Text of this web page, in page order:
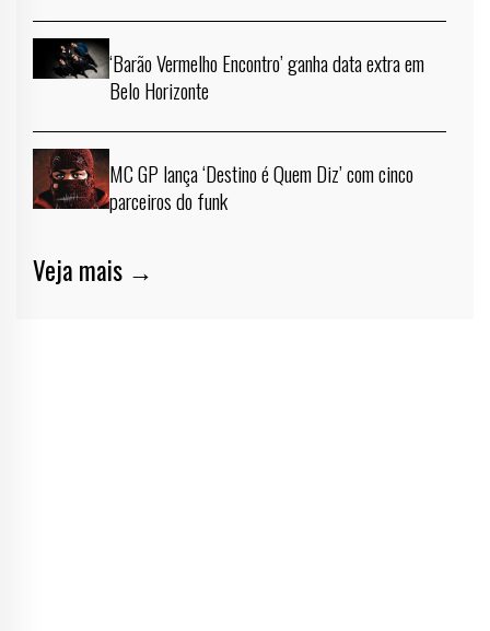
‘Barão Vermelho Encontro’ ganha data extra em
Belo Horizonte
MC GP lança ‘Destino é Quem Diz’ com cinco
parceiros do funk
Veja mais →